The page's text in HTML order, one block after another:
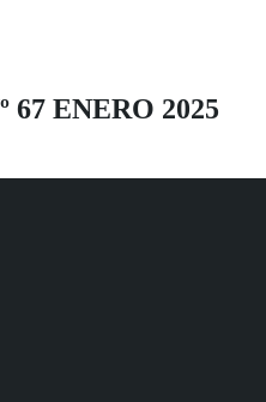
67 ENERO 2025